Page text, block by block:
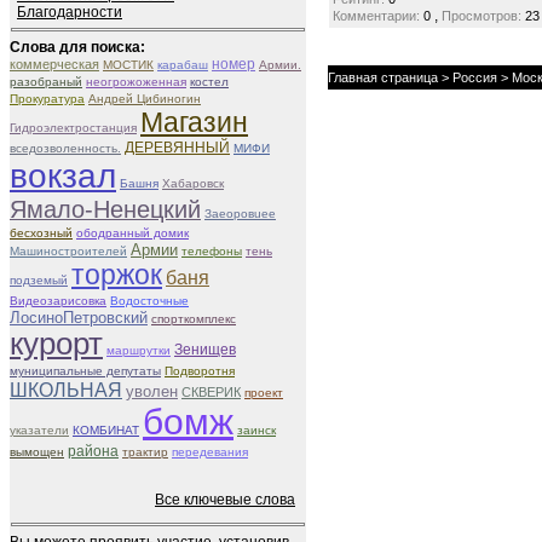
Благодарности
Слова для поиска:
коммерческая МОСТИК карабаш номер Армии.
разобраный неогрожоженная костел
Прокуратура Андрей Цибиногин
Гидроэлектростанция Магазин
вседозволенность. ДЕРЕВЯННЫЙ МИФИ
вокзал Башня Хабаровск
Ямало-Ненецкий Зaeоровueе
бесхозный ободранный домик
Машиностроителей Армии телефоны тень
подземый торжок баня
Видеозарисовка Водосточные
ЛосиноПетровский спорткомплекс
курорт маршрутки Зенищев
муниципальные депутаты Подворотня
ШКОЛЬНАЯ уволен СКВЕРИК проект
указатели КОМБИНАТ бомж заинск
вымощен района трактир передевания
Все ключевые слова
Комментарии: 0 , Просмотров: 23
Главная страница > Россия >